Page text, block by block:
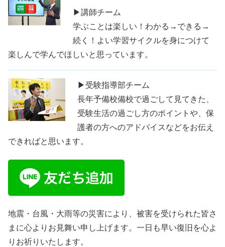
▶講師チーム
学ぶことは楽しい！わかる→できる→
続く！よい学習サイクルを身につけて
楽しんで学んでほしいと思っています。
▶受験指導部チーム
長年予備校備校で過ごして見てきた、
受験生活の過ごし方のポイントや、保
護者の方へのアドバイスなどをお伝え
できればと思います。
地震・台風・大雨等の災害により、被害を受けられた皆さ
まに心よりお見舞い申し上げます。一日も早い復旧を心よ
りお祈りいたします。